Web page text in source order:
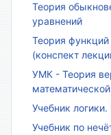
Теория
уравнений
Теория
(конспект
УМК - Теория
Учебник
Учебник по